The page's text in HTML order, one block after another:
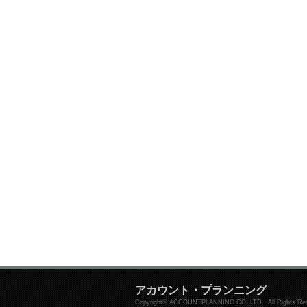
アカウント・プランニング
Copyright© ACCOUNTPLANNING CO.,LTD.. All Rights